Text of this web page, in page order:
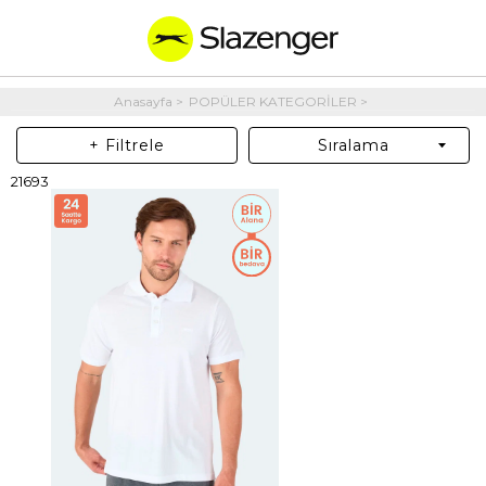
Anasayfa POPÜLER KATEGORİLER
+ Filtrele Sıralama
21693